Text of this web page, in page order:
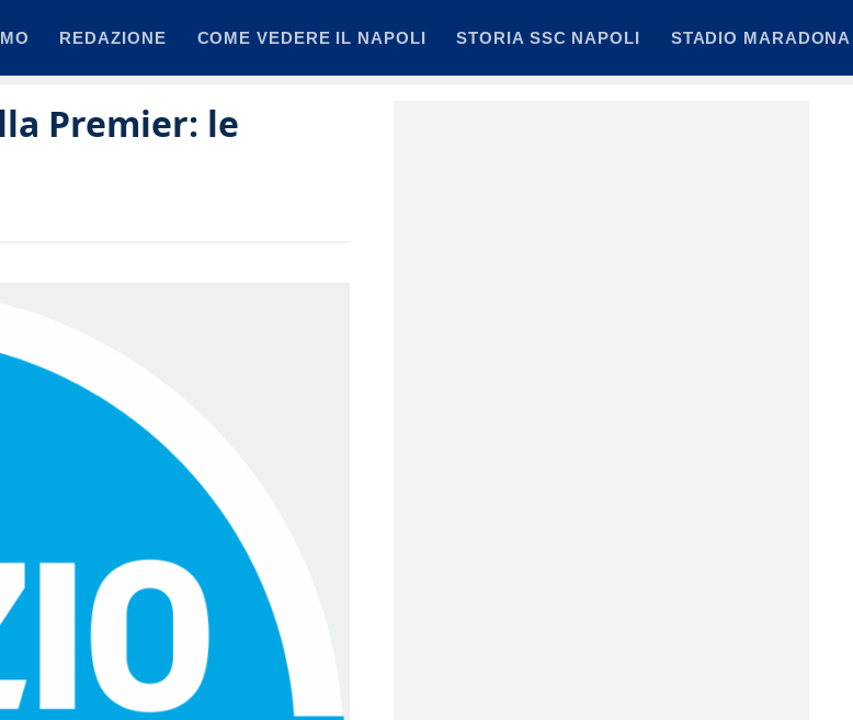
REDAZIONE COME VEDERE IL NAPOLI STORIA SSC NAPOLI STADIO MARADONA
Premier: le